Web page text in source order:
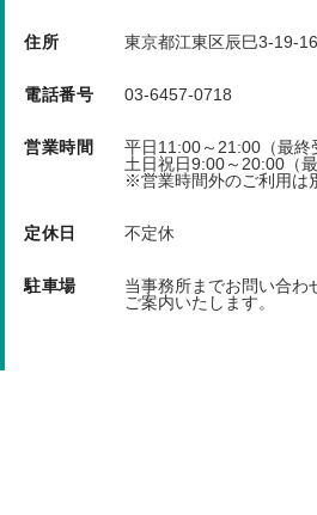
喫煙は、指定の場所のみでお
使用者は、野球人として、礼
キャンセル料 前々日/前日/当
住所 東京都江東区辰巳3-19-16
電話番号 03-6457-0718
営業時間
平日11:00～21:00（最終
土日祝日9:00～20:00（
※営業時間外のご利用は
定休日 不定休
駐車場
当事務所までお問い合わ
ご案内いたします。